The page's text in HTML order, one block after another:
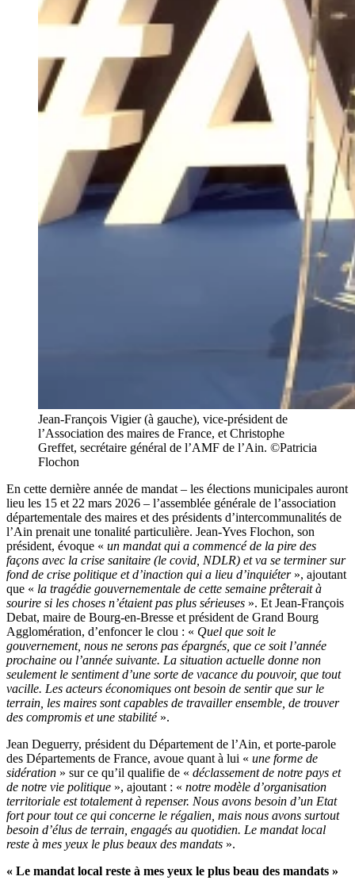
Jean-François Vigier (à gauche), vice-président de
l’Association des maires de France, et Christophe
Greffet, secrétaire général de l’AMF de l’Ain. ©Patricia
Flochon
En cette dernière année de mandat – les élections municipales auront
lieu les 15 et 22 mars 2026 – l’assemblée générale de l’association
départementale des maires et des présidents d’intercommunalités de
l’Ain prenait une tonalité particulière. Jean-Yves Flochon, son
président, évoque « un mandat qui a commencé de la pire des
façons avec la crise sanitaire (le covid, NDLR) et va se terminer sur
fond de crise politique et d’inaction qui a lieu d’inquiéter », ajoutant
que « la tragédie gouvernementale de cette semaine prêterait à
sourire si les choses n’étaient pas plus sérieuses ». Et Jean-François
Debat, maire de Bourg-en-Bresse et président de Grand Bourg
Agglomération, d’enfoncer le clou : « Quel que soit le
gouvernement, nous ne serons pas épargnés, que ce soit l’année
prochaine ou l’année suivante. La situation actuelle donne non
seulement le sentiment d’une sorte de vacance du pouvoir, que tout
vacille. Les acteurs économiques ont besoin de sentir que sur le
terrain, les maires sont capables de travailler ensemble, de trouver
des compromis et une stabilité».
Jean Deguerry, président du Département de l’Ain, et porte-parole
des Départements de France, avoue quant à lui « une forme de
sidération » sur ce qu’il qualifie de « déclassement de notre pays et
de notre vie politique », ajoutant : « notre modèle d’organisation
territoriale est totalement à repenser. Nous avons besoin d’un Etat
fort pour tout ce qui concerne le régalien, mais nous avons surtout
besoin d’élus de terrain, engagés au quotidien. Le mandat local
reste à mes yeux le plus beaux des mandats ».
« Le mandat local reste à mes yeux le plus beau des mandats »